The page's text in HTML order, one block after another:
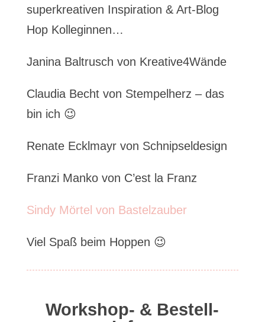
superkreativen Inspiration & Art-Blog
Hop Kolleginnen…
Janina Baltrusch von Kreative4Wände
Claudia Becht von Stempelherz – das
bin ich 😉
Renate Ecklmayr von Schnipseldesign
Franzi Manko von C’est la Franz
Sindy Mörtel von Bastelzauber
Viel Spaß beim Hoppen 😉
Workshop- & Bestell-